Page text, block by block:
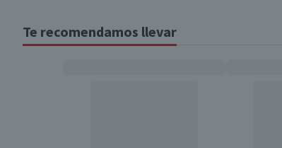
Te recomendamos llevar